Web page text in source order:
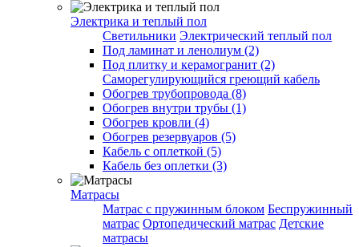
Электрика и теплый пол
Светильники Электрический теплый пол
Под ламинат и ленолиум (2)
Под плитку и керамогранит (2)
Саморегулирующийся греющий кабель
Обогрев трубопровода (8)
Обогрев внутри трубы (1)
Обогрев кровли (4)
Обогрев резервуаров (5)
Кабель с оплеткой (5)
Кабель без оплетки (3)
Матрасы
Матрас с пружинным блоком Беспружинный
матрас Ортопедический матрас Детские
матрасы